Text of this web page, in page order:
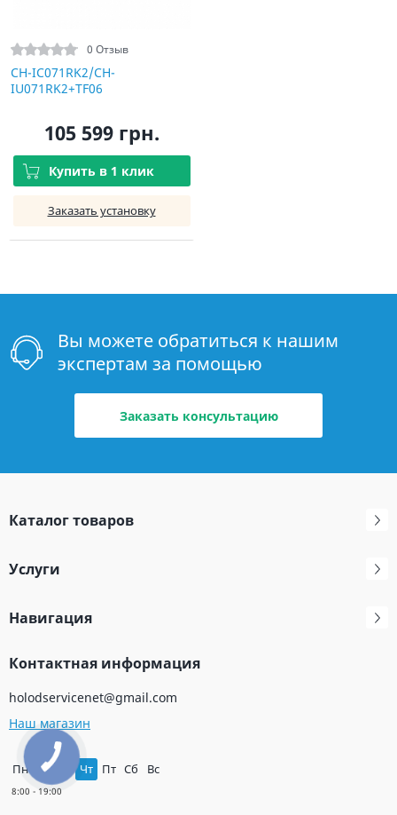
0 Отзыв
CH-IC071RK2/CH-
IU071RK2+TF06
105 599 грн.
Купить в 1 клик
Заказать установку
Вы можете обратиться к нашим
экспертам за помощью
Заказать консультацию
Каталог товаров
Услуги
Навигация
Контактная информация
holodservicenet@gmail.com
Наш магазин
Пн Вт Чт Пт Сб Вс